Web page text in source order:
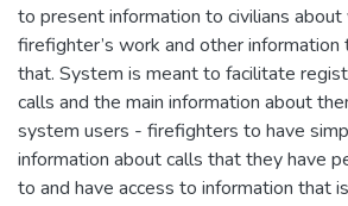
to present information to civilians
firefighter’s work and other
that. System is meant to facilitate
calls and the main information about
system users - firefighters to have
information about calls that they have
to and have access to information that